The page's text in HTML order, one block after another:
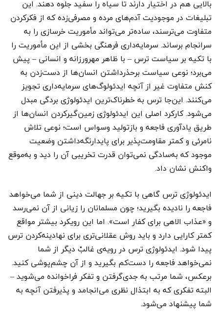
بالایی هم در اختیار دارند تا سیاه را سفید جلوه دهند. این
تبلیغات در موجودیت آدم‌های مرده و مصرفی‌زده که از فکرکردن
متفاوت می‌ترسند، ساده‌تر می‌تواند مأموریت خرسازی را به
سرانجام برساند. سرمایه‌داری فرهنگی بخشی از این مأموریت را
با تکیه بر سیاست ترس – با ظاهر مهرورزانه و انسانی – پیش
می‌برد؛ نوعی سیاست برحذرداشتن انسان‌ها از دست‌زدن به
کنش متفاوت غیر از آنچه ایدئولوگ‌های سرمایه‌داری تجویز
می‌کنند. این‌جا ترس به خطرناک‌ترین ایدئولوژی بردگی‌ مبدل
می‌شود. کارکرد اصلی این ایدئولوژی زمین‌گیرکردن انسان‌ها از
طریق یادآوری فاجعه و بازتولید وسواس است؛ نوعی تلاش
نامرئی و کمتر مقاومت‌پذیر برای پایدارنگه‌داشتن وضعیت
موجود که به‌سادگی نمی‌توان قدرت تخریبی آن را دید و به‌موقع
واکنش نشان داد.
ایدئولوژی ترس گاهی با تکیه بر جهالت دینی از شما می‌خواهد
فاجعه را نادیده بگیرید؛ چون مسلمانان را زیانی از آن نمی‌رسد
و «عذاب الاهی برای کفار است». اما این رویکرد بیشتر مواقع
کمتر کارایی دارد و باید روش عقلانی‌تری برای نهادینه‌کردن ترس
پیدا شود. ایدئولوژی ترس در رویه‌ی غالبْ دیگر از شما
نمی‌خواهد فاجعه را دست‌کم بگیرید و از آن چشم‌پوشی کنید.
برعکس، شما مرتب به جدی‌گرفتن و تفکر فراخوانده می‌شوید –
البته تفکری که به ابتذال نظری می‌انجامد و پذیرفتن آنچه به
شما پیشنهاد می‌شود.